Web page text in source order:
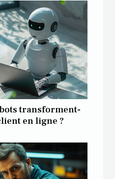
transforment-
en ligne ?